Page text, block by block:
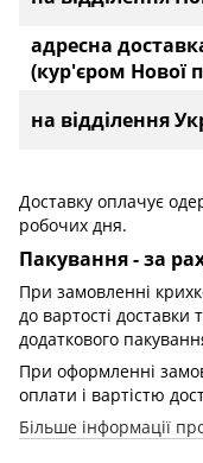
адресна
(кур'єром Нової
на відділення
Доставку оплачує
робочих дня.
Пакування - за
При замовленні
до вартості доставки
додаткового
При оформленні
оплати і вартістю
Більше інформації